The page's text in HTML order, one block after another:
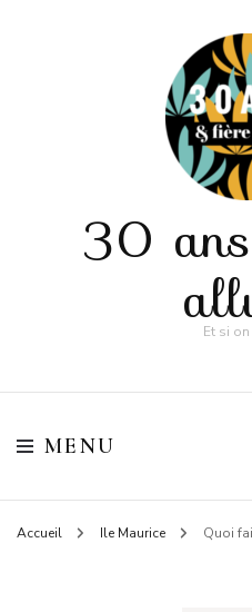
30
Et si
MENU
Accueil Ile Maurice Quoi